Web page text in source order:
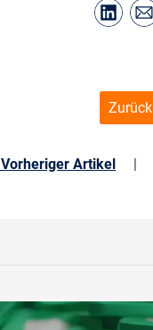
Zurück
Vorheriger Artikel |